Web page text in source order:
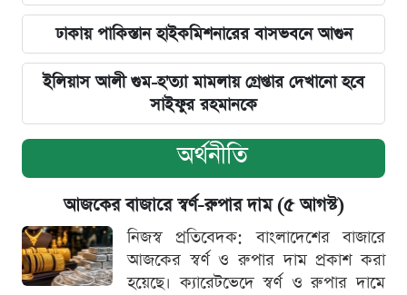
ঢাকায় পাকিস্তান হাইকমিশনারের বাসভবনে আগুন
ইলিয়াস আলী গুম-হ'ত্যা মামলায় গ্রেপ্তার দেখানো হবে
সাইফুর রহমানকে
অর্থনীতি
আজকের বাজারে স্বর্ণ-রুপার দাম (৫ আগস্ট)
নিজস্ব প্রতিবেদক: বাংলাদেশের বাজারে
আজকের স্বর্ণ ও রুপার দাম প্রকাশ করা
হয়েছে। ক্যারেটভেদে স্বর্ণ ও রুপার দামে